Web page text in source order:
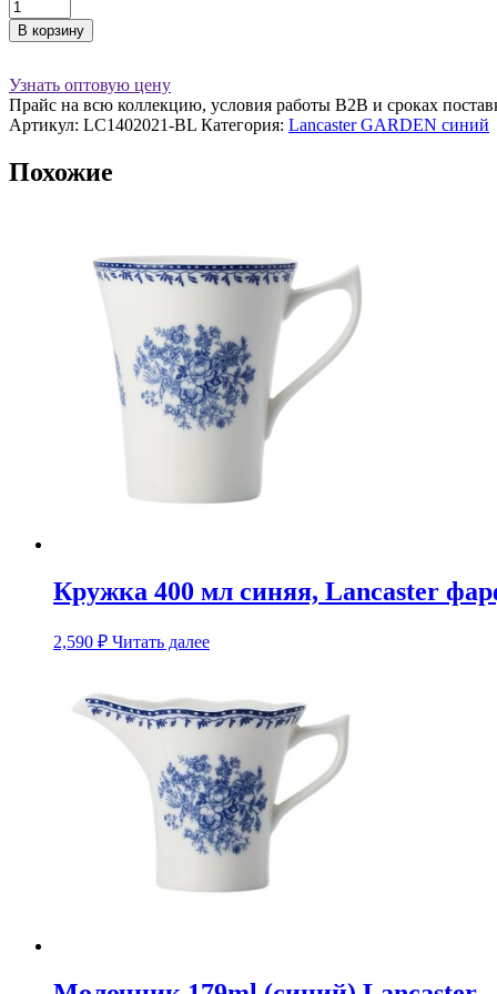
Количество
товара
Салатник
см
450
мл
Lancaster
фарфор
В корзину
Узнать оптовую цену
Прайс на всю коллекцию, условия работы В2В и сроках
Артикул: LC1402021-BL Категория: Lancaster GARDEN синий
Похожие
Кружка 400 мл синяя, Lancaster
2,590 ₽ Читать далее